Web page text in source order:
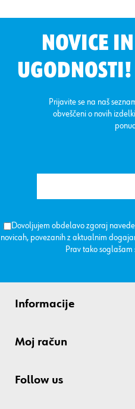
NOVICE
UGODNOSTI!
Prijavite se na naš
obveščeni o novih
Dovoljujem obdelavo zgoraj
novicah, povezanih z aktualnim
Prav tako soglašam
Informacije
Moj račun
Follow us